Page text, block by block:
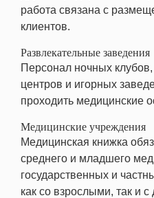
работа связана с
клиентов.
Развлекательные заведения
Персонал ночных
центров и игорных
проходить медицинские
Медицинские учреждения
Медицинская книжка
среднего и младшего
государственных и
как со взрослыми, так и с